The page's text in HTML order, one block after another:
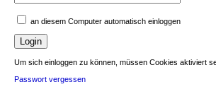
an diesem Computer automatisch einloggen
Um sich einloggen zu können, müssen Cookies aktiviert
Passwort vergessen